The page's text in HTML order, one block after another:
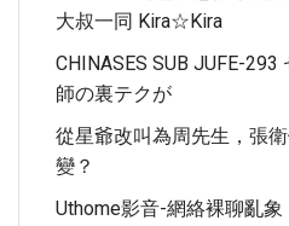
大叔一同 Kira☆kira
CHINASES SUB JUFE-
師の裏テクが
從星爺改叫為周先生，張
變？
Uthome影音-網絡裸聊亂